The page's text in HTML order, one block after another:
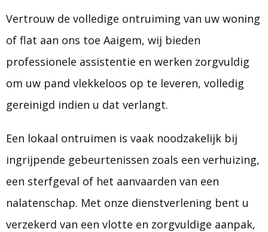
Vertrouw de volledige ontruiming van uw woning
of flat aan ons toe Aaigem, wij bieden
professionele assistentie en werken zorgvuldig
om uw pand vlekkeloos op te leveren, volledig
gereinigd indien u dat verlangt.
Een lokaal ontruimen is vaak noodzakelijk bij
ingrijpende gebeurtenissen zoals een verhuizing,
een sterfgeval of het aanvaarden van een
nalatenschap. Met onze dienstverlening bent u
verzekerd van een vlotte en zorgvuldige aanpak,